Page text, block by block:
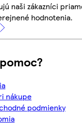
naši zákazníci
hodnotenia.
nákupe
podmienky